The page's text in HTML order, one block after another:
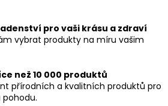
í
p
k
y
v
í pro vaši krásu a zdraví
vybrat produkty na míru vašim
než 10 000 produktů
přírodních a kvalitních produktů pro
pohodu.